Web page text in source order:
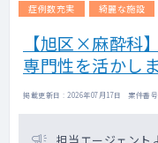
症例数充実
綺麗な施設
【旭区×麻酔科
専門性を活かし
掲載更新日 : 2026年07月17日 案件番